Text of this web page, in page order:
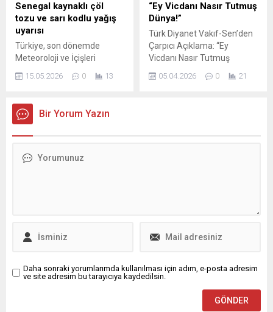
Senegal kaynaklı çöl
tozu ve sarı kodlu yağış
uyarısı
Türkiye, son dönemde
Meteoroloji ve İçişleri
Bakanlığı tarafından yapılan
sarı kodlu yağış uyarılarıyla
Afrika üzerinden taşınan çöl
tozlarının hafta sonu tekrar
taşınımı yalnızca sınırlı bir
15.05.2026 0 13
“Ey Vicdanı Nasır Tutmuş
Dünya!”
Türk Diyanet Vakıf-Sen’den
Çarpıcı Açıklama: “Ey
Vicdanı Nasır Tutmuş
Dünya!” Türk Diyanet Vakıf-
Sen Genel Sekreteri Hilmi
05.04.2026 0 21
Bir Yorum Yazın
Daha sonraki yorumlarımda kullanılması için adım, e-posta adresim
ve site adresim bu tarayıcıya kaydedilsin.